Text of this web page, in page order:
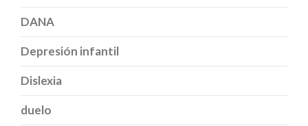
DANA
Depresión infantil
Dislexia
duelo